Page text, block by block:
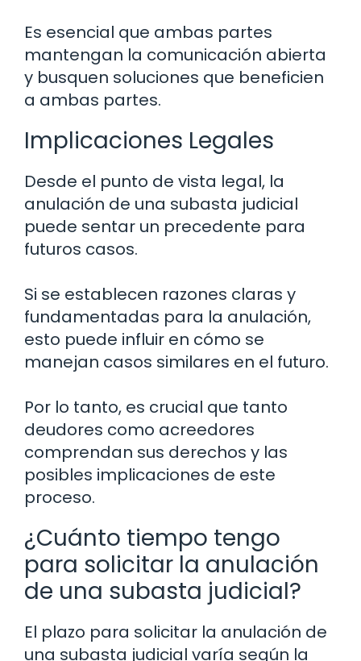
Es esencial que ambas partes
mantengan la comunicación abierta
y busquen soluciones que beneficien
a ambas partes.
Implicaciones Legales
Desde el punto de vista legal, la
anulación de una subasta judicial
puede sentar un precedente para
futuros casos.
Si se establecen razones claras y
fundamentadas para la anulación,
esto puede influir en cómo se
manejan casos similares en el futuro.
Por lo tanto, es crucial que tanto
deudores como acreedores
comprendan sus derechos y las
posibles implicaciones de este
proceso.
¿Cuánto tiempo tengo
para solicitar la anulación
de una subasta judicial?
El plazo para solicitar la anulación de
una subasta judicial varía según la